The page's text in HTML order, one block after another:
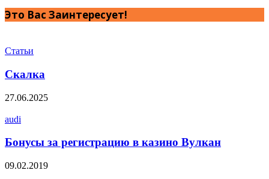
Это Вас Заинтересует!
Статьи
Скалка
27.06.2025
audi
Бонусы за регистрацию в казино Вулкан
09.02.2019